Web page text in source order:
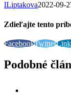
ILiptakova2022-09-
Zdieľajte tento
FacebookTwitter
Podobné